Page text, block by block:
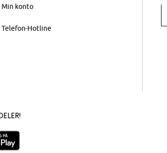
Min konto
Telefon-Hotline